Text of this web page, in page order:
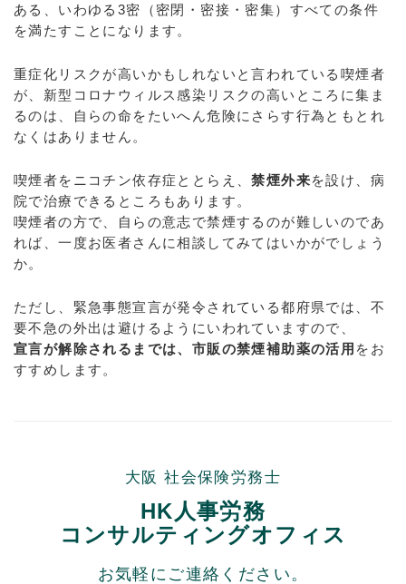
ある、いわゆる3密（密閉・密接・密集）すべての条件
を満たすことになります。
重症化リスクが高いかもしれないと言われている喫煙者
が、新型コロナウィルス感染リスクの高いところに集ま
るのは、自らの命をたいへん危険にさらす行為ともとれ
なくはありません。
喫煙者をニコチン依存症ととらえ、禁煙外来を設け、病
院で治療できるところもあります。
喫煙者の方で、自らの意志で禁煙するのが難しいのであ
れば、一度お医者さんに相談してみてはいかがでしょう
か。
ただし、緊急事態宣言が発令されている都府県では、不
要不急の外出は避けるようにいわれていますので、
宣言が解除されるまでは、市販の禁煙補助薬の活用 をお
すすめします。
大阪 社会保険労務士
HK人事労務
コンサルティングオフィス
お気軽にご連絡ください。